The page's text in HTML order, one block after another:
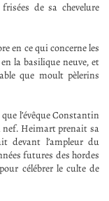
de sa chevelure
en ce qui concerne les
la basilique neuve, et
que moult pèlerins
l’évêque Constantin
nef. Heimart prenait sa
devant l’ampleur du
futures des hordes
célébrer le culte de